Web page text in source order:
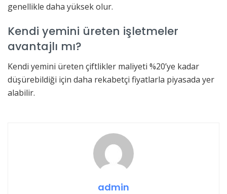
genellikle daha yüksek olur.
Kendi yemini üreten işletmeler
avantajlı mı?
Kendi yemini üreten çiftlikler maliyeti %20’ye kadar
düşürebildiği için daha rekabetçi fiyatlarla piyasada yer
alabilir.
admin